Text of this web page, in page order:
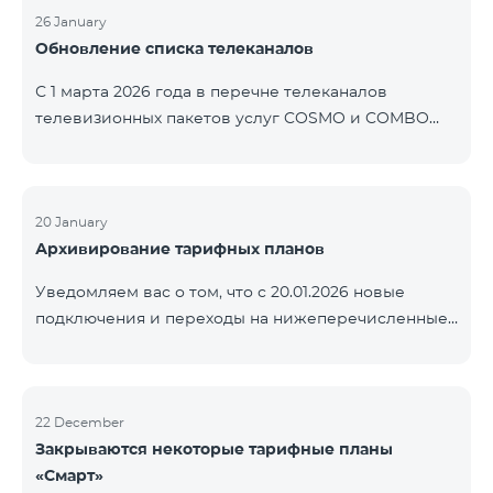
контролем нашей компании. В настоящее время
точные сроки восстановления услуг неизвестны.
предоставлена по мере изменения ситуации.
Благодарим за понимание.
26 January
Обновление списка телеканалов
С 1 марта 2026 года в перечне телеканалов
телевизионных пакетов услуг COSMO и COMBO
только в тех регионах, где их трансляция является
обязательной. Данные изменения реализуются в
телевизионной платформы и полностью
соответствуют нормам местного вещания.
20 January
Архивирование тарифных планов
Уведомляем вас о том, что с 20.01.2026 новые
подключения и переходы на нижеперечисленные
22 December
Закрываются некоторые тарифные планы
«Смарт»